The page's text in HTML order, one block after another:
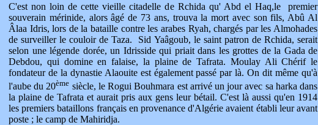
C'est non loin de cette vieille citadelle de Rchida qu' Abd el Haq,le premier
souverain mérinide, alors âgé de 73 ans, trouva la mort avec son fils, Abû Al
Âlaa Idris, lors de la bataille contre les arabes Ryah, chargés par les Almohades
de surveiller le couloir de Taza. Sid Yaâgoub, le saint patron de Rchida, serait
selon une légende dorée, un Idrisside qui priait dans les grottes de la Gada de
Debdou, qui domine en falaise, la plaine de Tafrata. Moulay Ali Chérif le
fondateur de la dynastie Alaouite est également passé par là. On dit même qu'à
l'aube du 20ème siècle, le Rogui Bouhmara est arrivé un jour avec sa harka dans
la plaine de Tafrata et aurait pris aux gens leur bétail. C'est là aussi qu'en 1914
les premiers bataillons français en provenance d'Algérie avaient établi leur avant
poste ; le camp de Mahiridja.